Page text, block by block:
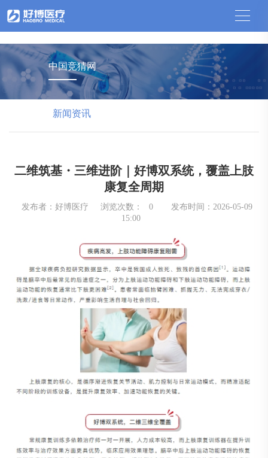
中国竞猜网
新闻资讯
二维筑基・三维进阶｜好博双系统，覆盖上肢
康复全周期
发布者：好博医疗 浏览次数： 0
发布时间：2026-05-09
15:00